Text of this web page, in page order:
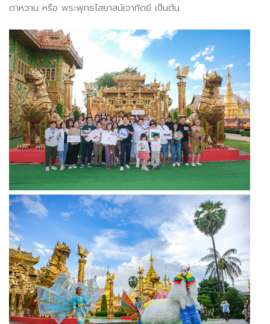
ตาหวาน หรือ พระพุทธไสยาสน์เจาทัตยี เป็นต้น